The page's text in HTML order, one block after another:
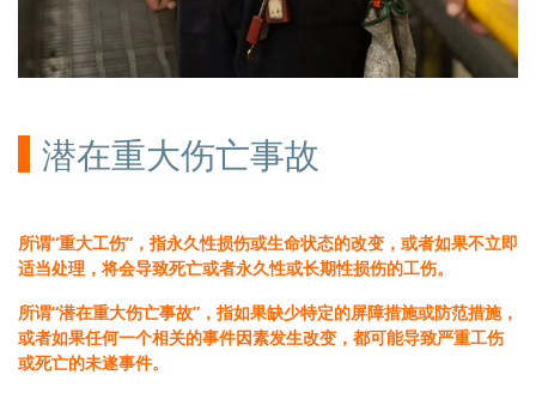
潜在重大伤亡事故
所谓“重大工伤”，指永久性损伤或生命状态的改变，或者如果不立即
适当处理，将会导致死亡或者永久性或长期性损伤的工伤。
所谓“潜在重大伤亡事故”，指如果缺少特定的屏障措施或防范措施，
或者如果任何一个相关的事件因素发生改变，都可能导致严重工伤
或死亡的未遂事件。